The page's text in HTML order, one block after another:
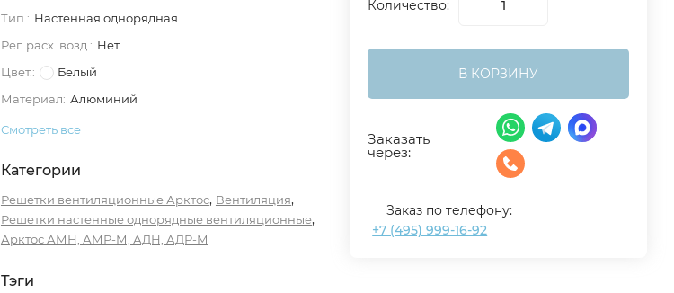
Тип.: Настенная однорядная
Рег. расх. возд.: Нет
Цвет.:
Белый
Материал: Алюминий
Смотреть все
Категории
Решетки вентиляционные Арктос, Вентиляция,
Решетки настенные однорядные вентиляционные,
Арктос АМН, АМР-М, АДН, АДР-М
Тэги
Количество:
В КОРЗИНУ
Заказать
через:
Заказ по телефону:
+7 (495) 999-16-92